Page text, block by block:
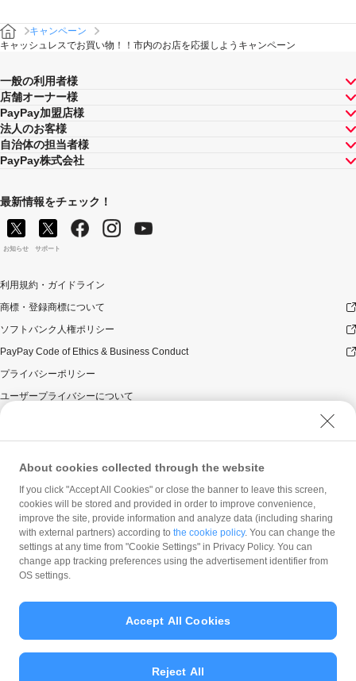
キャンペーン
キャッシュレスでお買い物！！市内のお店を応援しようキャンペーン
一般の利用者様
店舗オーナー様
PayPay加盟店様
法人のお客様
自治体の担当者様
PayPay株式会社
最新情報をチェック！
お知らせ サポート
利用規約・ガイドライン
商標・登録商標について
ソフトバンク人権ポリシー
PayPay Code of Ethics & Business Conduct
プライバシーポリシー
ユーザープライバシーについて
ウェブサイト利用規約
反社会的勢力に対する方針
勧誘方針
マネロン等基本方針
カスタマーハラスメントに関する当社の考え方
© PayPay Corporation
About cookies collected through the website
If you click "Accept All Cookies" or close the banner to leave this screen,
cookies will be stored and provided in order to improve convenience,
improve the site, provide information and analyze data (including sharing
with external partners) according to the cookie policy. You can change the
settings at any time from "Cookie Settings" in Privacy Policy. You can
change app tracking preferences using the advertisement identifier from
OS settings.
Reject All
Accept All Cookies